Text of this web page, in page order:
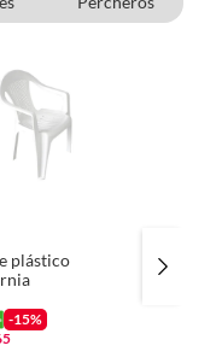
plástico
-15%
Banco